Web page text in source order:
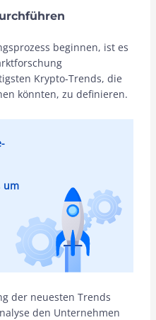
beginnen, ist es
Krypto-Trends, die
könnten, zu definieren.
um
der neuesten Trends
den Unternehmen